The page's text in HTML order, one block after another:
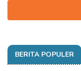
BERITA POPULER